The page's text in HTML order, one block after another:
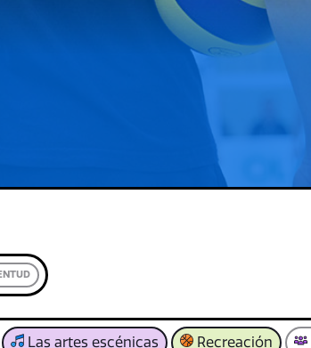
Las artes escénicas Recreación